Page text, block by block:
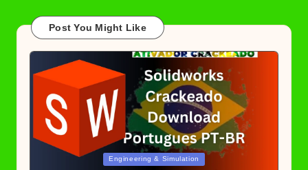
Post You Might Like
Engineering & Simulation